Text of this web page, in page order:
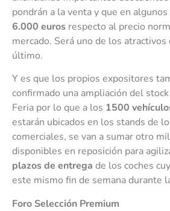
pondrán a la venta y que en
6.000 euros respecto al precio
mercado. Será uno de los
último.
Y es que los propios expositores
confirmado una ampliación del
Feria por lo que a los 1500
estarán ubicados en los stands de
comerciales, se van a sumar otro
disponibles en reposición para
plazos de entrega de los coches
este mismo fin de semana durante
Foro Selección Premium